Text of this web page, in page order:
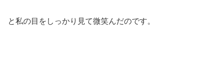
と私の目をしっかり見て微笑んだのです。